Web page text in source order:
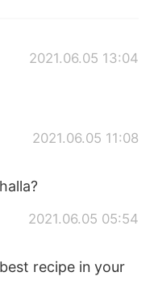
2021.06.05 13:04
2021.06.05 11:08
2021.06.05 05:54
recipe in your